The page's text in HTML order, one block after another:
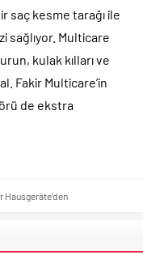
saç kesme tarağı ile
sağlıyor. Multicare
kulak kılları ve
Fakir Multicare’in
de ekstra
Hausgeräte’den